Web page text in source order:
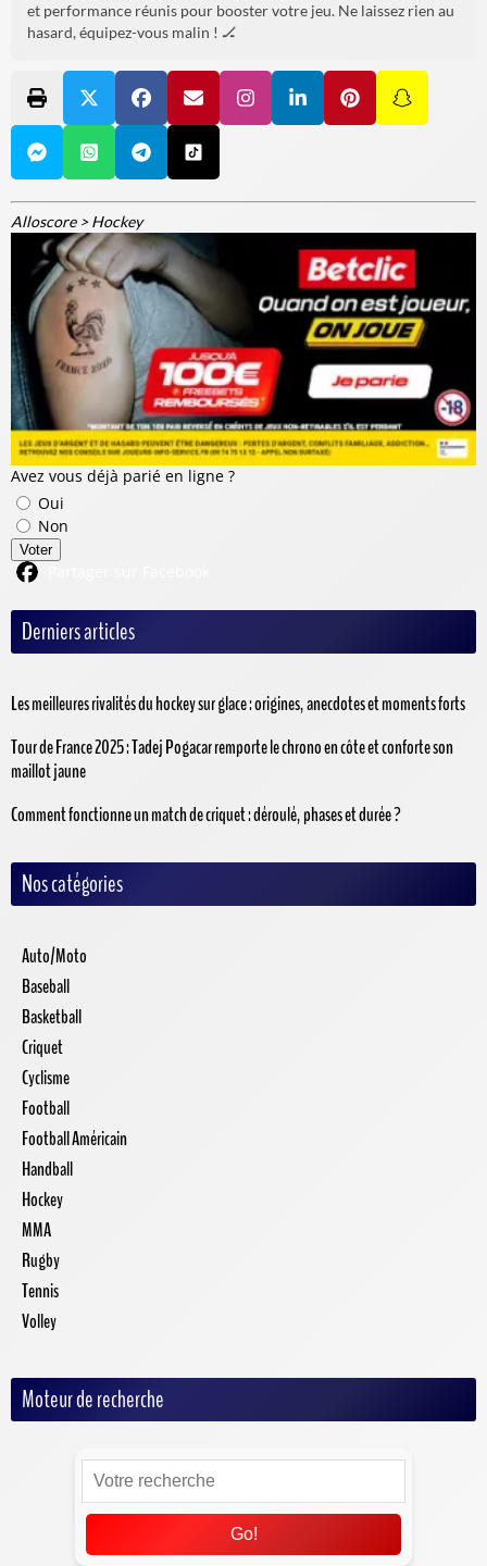
et performance réunis pour booster votre jeu. Ne laissez rien au
hasard, équipez-vous malin ! 🏒
Alloscore >Hockey
Avez vous déjà parié en ligne ?
Oui
Non
Voter
Derniers articles
Les meilleures rivalités du hockey sur glace : origines, anecdotes et moments forts
Tour de France 2025 : Tadej Pogacar remporte le chrono en côte et conforte son
maillot jaune
Comment fonctionne un match de criquet : déroulé, phases et durée ?
Nos catégories
Auto/Moto
Baseball
Basketball
Criquet
Cyclisme
Football
Football Américain
Handball
Hockey
MMA
Rugby
Tennis
Volley
Moteur de recherche
Go!